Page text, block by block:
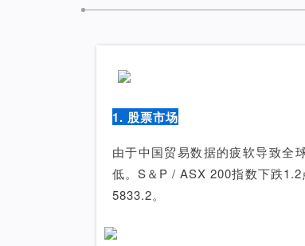
1. 股票市场
由于中国贸易数据的疲软导致全
低。S＆P / ASX 200指数下跌
5833.2。